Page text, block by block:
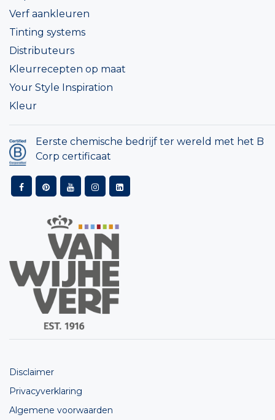
Verf aankleuren
Tinting systems
Distributeurs
Kleurrecepten op maat
Your Style Inspiration
Kleur
Eerste chemische bedrijf ter wereld met het B
Corp certificaat
Disclaimer
Privacyverklaring
Algemene voorwaarden